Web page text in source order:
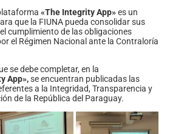
«The Integrity App»es un
que la FIUNA pueda consolidar sus
cumplimiento de las obligaciones
el Régimen Nacional ante la Contraloría
se debe completar, en la
App»,se encuentran publicadas las
a la Integridad, Transparencia y
de la República del Paraguay.